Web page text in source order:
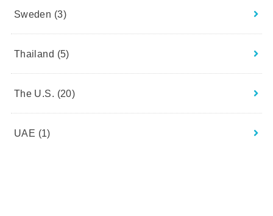
Sweden (3)
Thailand (5)
The U.S. (20)
UAE (1)